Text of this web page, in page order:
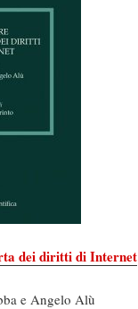
dei diritti di Internet
e Angelo Alù